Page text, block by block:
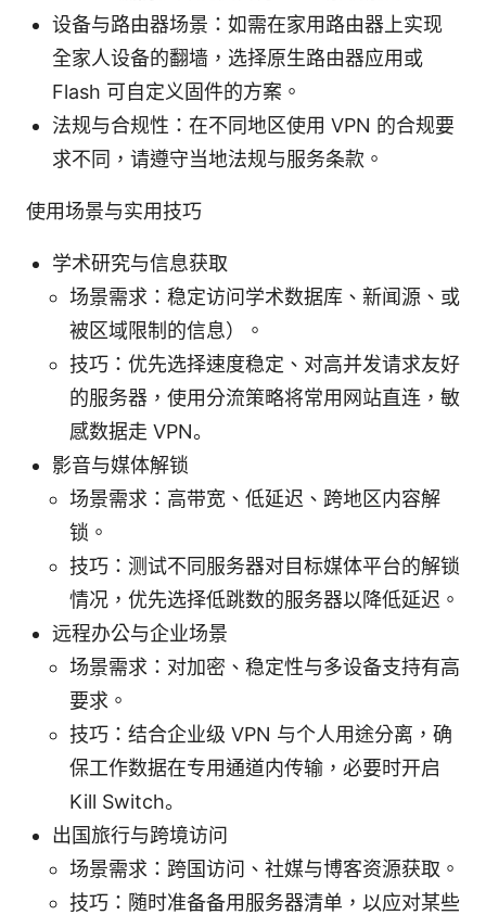
设备与路由器场景：如需在家用路由器上实现
全家人设备的翻墙，选择原生路由器应用或
Flash 可自定义固件的方案。
法规与合规性：在不同地区使用 VPN 的合规要
求不同，请遵守当地法规与服务条款。
使用场景与实用技巧
学术研究与信息获取
场景需求：稳定访问学术数据库、新闻源、或
被区域限制的信息）。
技巧：优先选择速度稳定、对高并发请求友好
的服务器，使用分流策略将常用网站直连，敏
感数据走 VPN。
影音与媒体解锁
场景需求：高带宽、低延迟、跨地区内容解
锁。
技巧：测试不同服务器对目标媒体平台的解锁
情况，优先选择低跳数的服务器以降低延迟。
远程办公与企业场景
场景需求：对加密、稳定性与多设备支持有高
要求。
技巧：结合企业级 VPN 与个人用途分离，确
保工作数据在专用通道内传输，必要时开启
Kill Switch。
出国旅行与跨境访问
场景需求：跨国访问、社媒与博客资源获取。
技巧：随时准备备用服务器清单，以应对某些